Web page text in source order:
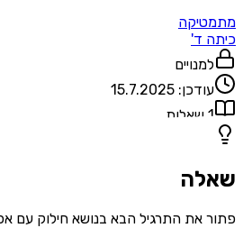
מתמטיקה
כיתה ד'
למנויים
עודכן: 15.7.2025
1 שאלות
שאלה
פתור את התרגיל הבא בנושא חילוק עם